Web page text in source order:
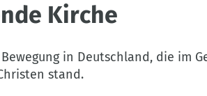
Kirche
in Deutschland, die im
stand.